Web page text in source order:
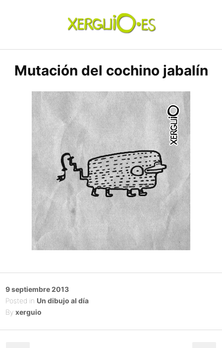
xerguio.ES | ilustración
Mutación del cochino jabalín
Posted
on
9 septiembre 2013
Posted in Un dibujo al día
By xerguio